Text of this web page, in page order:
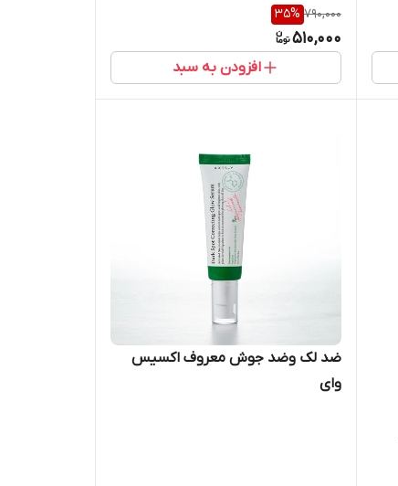
790,000
35%
510,000
افزودن به سبد
ضد لک وضد جوش معروف اکسیس
وای